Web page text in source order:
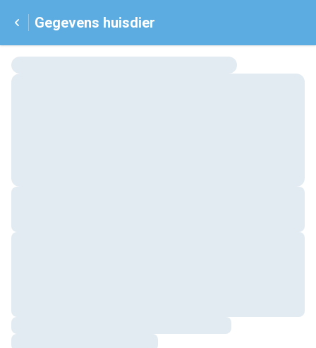
Gegevens huisdier